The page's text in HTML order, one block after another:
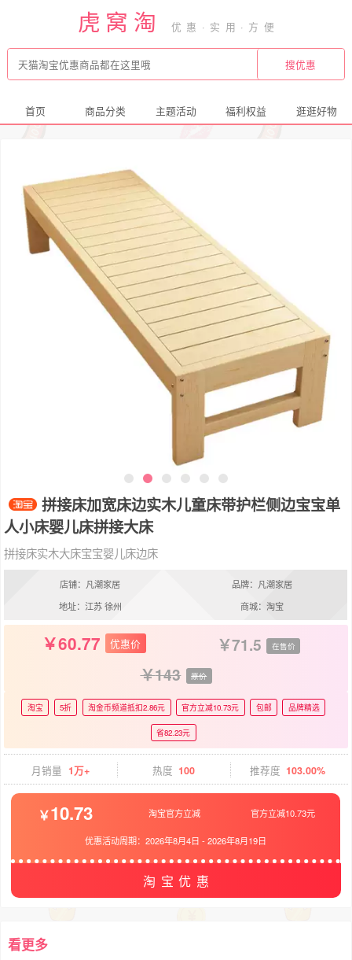
虎窝淘
首页 商品分类 主题活动 福利权益 逛逛好物
拼接床加宽床边实木儿童床带护栏侧边宝宝单
人小床婴儿床拼接大床
拼接床实木大床宝宝婴儿床边床
店铺：凡潮家居
品牌：凡潮家居
地址：江苏 徐州
商城：淘宝
60.77 优惠价 71.5 在售价
143 原价
淘宝 5折 淘金币频道抵扣2.86元 官方立减10.73元 包邮 品牌精选
省82.23元
月销量 1万+ 热度 100 推荐度 103.00%
10.73 淘宝官方立减 官方立减10.73元
优惠活动周期：2026年8月4日 -2026年8月19日
淘宝优惠
看更多